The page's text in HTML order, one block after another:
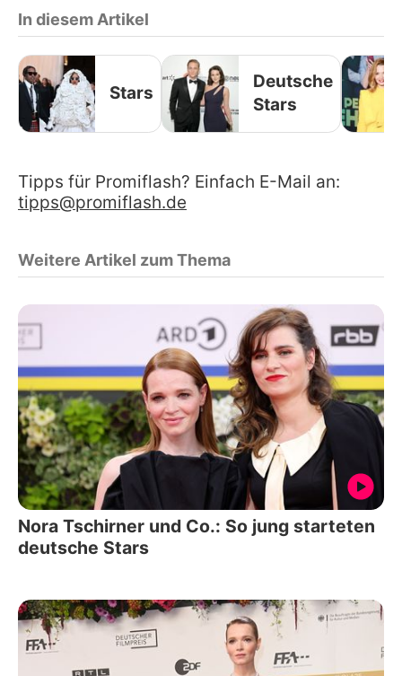
In diesem Artikel
Stars
Deutsche
Stars
Tipps für Promiflash? Einfach E-Mail an:
tipps@promiflash.de
Weitere Artikel zum Thema
Nora Tschirner und Co.: So jung starteten
deutsche Stars